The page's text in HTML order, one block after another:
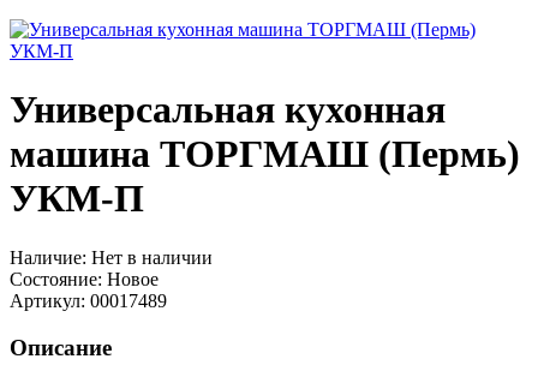
Универсальная кухонная
машина ТОРГМАШ (Пермь)
УКМ-П
Наличие: Нет в наличии
Состояние: Новое
Артикул: 00017489
Описание